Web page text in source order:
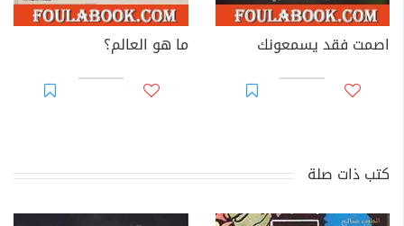
اصمت فقد يسمعونك ما هو العالم؟
كتب ذات صلة